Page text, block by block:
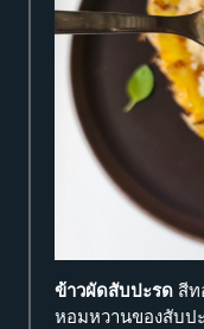
ข้าวผัดสับปะรด สีท
หอมหวานของสับป